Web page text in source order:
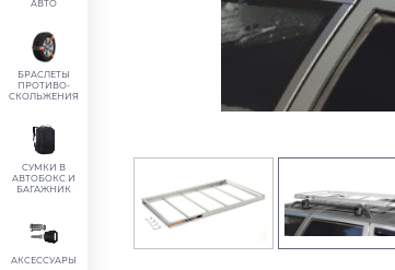
АВТО
БРАСЛЕТЫ
ПРОТИВО-
СКОЛЬЖЕНИЯ
СУМКИ В
АВТОБОКС И
БАГАЖНИК
АКСЕССУАРЫ